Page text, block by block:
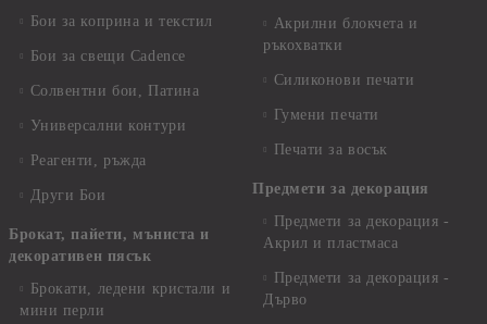
Бои за коприна и текстил
Бои за свещи Cadence
Солвентни бои, Патина
Универсални контури
Реагенти, ръжда
Други Бои
Брокат, пайети, мъниста и
декоративен пясък
Брокати, ледени кристали и
мини перли
Акрилни блокчета и
ръкохватки
Силиконови печати
Гумени печати
Печати за восък
Предмети за декорация
Предмети за декорация -
Акрил и пластмаса
Предмети за декорация -
Дърво